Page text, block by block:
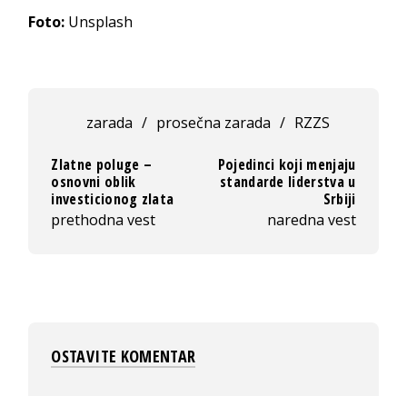
Foto: Unsplash
zarada / prosečna zarada / RZZS
Zlatne poluge –
osnovni oblik
investicionog zlata
prethodna vest
Pojedinci koji menjaju
standarde liderstva u
Srbiji
naredna vest
OSTAVITE KOMENTAR